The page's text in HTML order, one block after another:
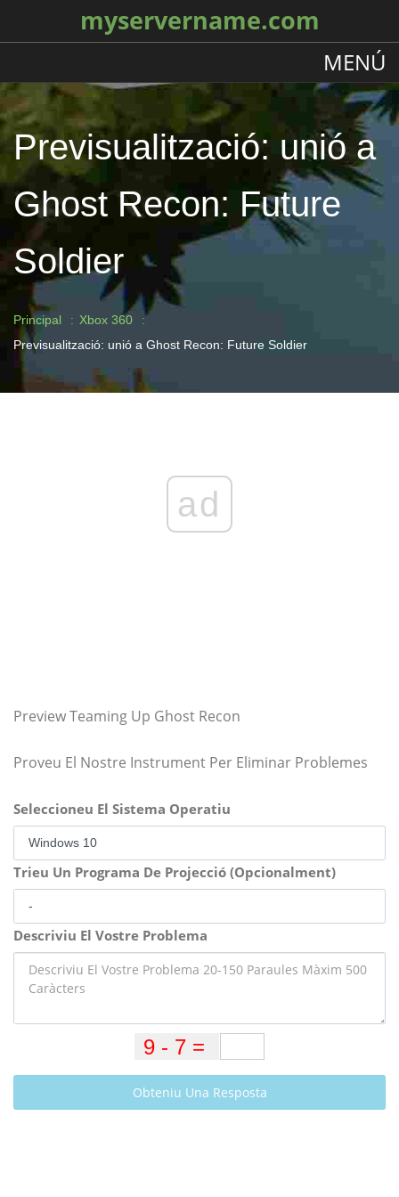
myservername.com
MENÚ
Previsualització: unió a
Ghost Recon: Future
Soldier
Principal
Xbox 360
Previsualització: unió a Ghost Recon: Future Soldier
ad
Preview Teaming Up Ghost Recon
Proveu El Nostre Instrument Per Eliminar Problemes
Seleccioneu El Sistema Operatiu
Trieu Un Programa De Projecció (Opcionalment)
Descriviu El Vostre Problema
Obteniu Una Resposta